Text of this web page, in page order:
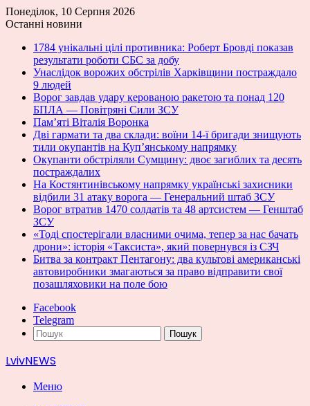
Понеділок, 10 Серпня 2026
Останні новини
1784 унікальні цілі противника: Роберт Бровді показав
результати роботи СБС за добу
Унаслідок ворожих обстрілів Харківщини постраждало
9 людей
Ворог завдав удару керованою ракетою та понад 120
БПЛА — Повітряні Сили ЗСУ
Пам’яті Віталія Воронка
Дві гармати та два склади: воїни 14-ї бригади знищують
тили окупантів на Купʼянському напрямку
Окупанти обстріляли Сумщину: двоє загиблих та десять
постраждалих
На Костянтинівському напрямку українські захисники
відбили 31 атаку ворога — Генеральний штаб ЗСУ
Ворог втратив 1470 солдатів та 48 артсистем — Генштаб
ЗСУ
«Тоді спостерігали власними очима, тепер за нас бачать
дрони»: історія «Таксиста», який повернувся із СЗЧ
Битва за контракт Пентагону: два культові американські
автовиробники змагаються за право відправити свої
позашляховики на поле бою
Facebook
Telegram
Пошук
LvivNEWS
Меню